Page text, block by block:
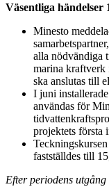
Väsentliga händelser
Minesto
alla nödvändiga
marina kraftverk
ska anslutas till
I juni
användas för
projektets första
fastställdes till
Efter periodens utgång